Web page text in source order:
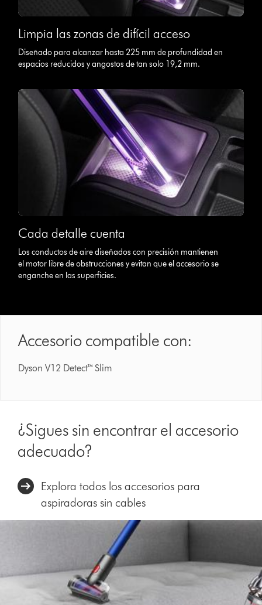
Limpia las zonas de difícil acceso
Diseñado para alcanzar hasta 225 mm de profundidad en
espacios reducidos y angostos de tan solo 19,2 mm.
Cada detalle cuenta
Los conductos de aire diseñados con precisión mantienen
el motor libre de obstrucciones y evitan que el accesorio se
enganche en las superficies.
Accesorio compatible con:
Dyson V12 Detect™ Slim
¿Sigues sin encontrar el accesorio
adecuado?
Explora todos los accesorios para
aspiradoras sin cables